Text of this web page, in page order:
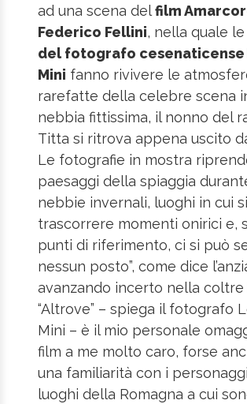
ad una scena delfilm
Federico Fellini, nella quale le
del fotografo cesenaticense
Mini fanno rivivere le
rarefatte della celebre scena
nebbia fittissima, il nonno del
Titta si ritrova appena uscito
Le fotografie in mostra
paesaggi della spiaggia
nebbie invernali, luoghi in cui
trascorrere momenti onirici e,
punti di riferimento, ci si può
nessun posto”, come dice
avanzando incerto nella coltre
“Altrove” – spiega il fotografo
Mini – è il mio personale
film a me molto caro, forse
una familiarità con i
luoghi della Romagna a cui